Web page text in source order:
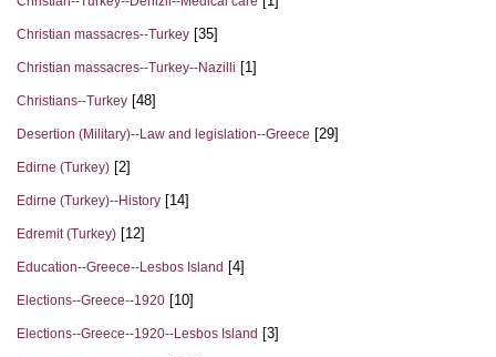
Christian massacres--Turkey [35]
Christian massacres--Turkey--Nazilli [1]
Christians--Turkey [48]
Desertion (Military)--Law and legislation--Greece [29]
Edirne (Turkey) [2]
Edirne (Turkey)--History [14]
Edremit (Turkey) [12]
Education--Greece--Lesbos Island [4]
Elections--Greece--1920 [10]
Elections--Greece--1920--Lesbos Island [3]